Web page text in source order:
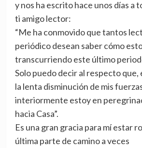
y nos ha escrito hace unos días a
ti amigo lector:
“Me ha conmovido que tantos
periódico desean saber cómo
transcurriendo este último
Solo puedo decir al respecto que,
la lenta disminución de mis
interiormente estoy en
hacia Casa”.
Es una gran gracia para mí estar
última parte de camino a veces